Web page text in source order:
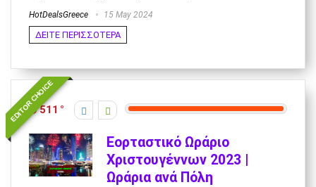
HotDealsGreece 15 May 2024
ΔΕΙΤΕ ΠΕΡΙΣΣΟΤΕΡΑ
EDITOR CHOICE
511
Εορταστικό Ωράριο
Χριστουγέννων 2023 |
Ωράρια ανά Πόλη